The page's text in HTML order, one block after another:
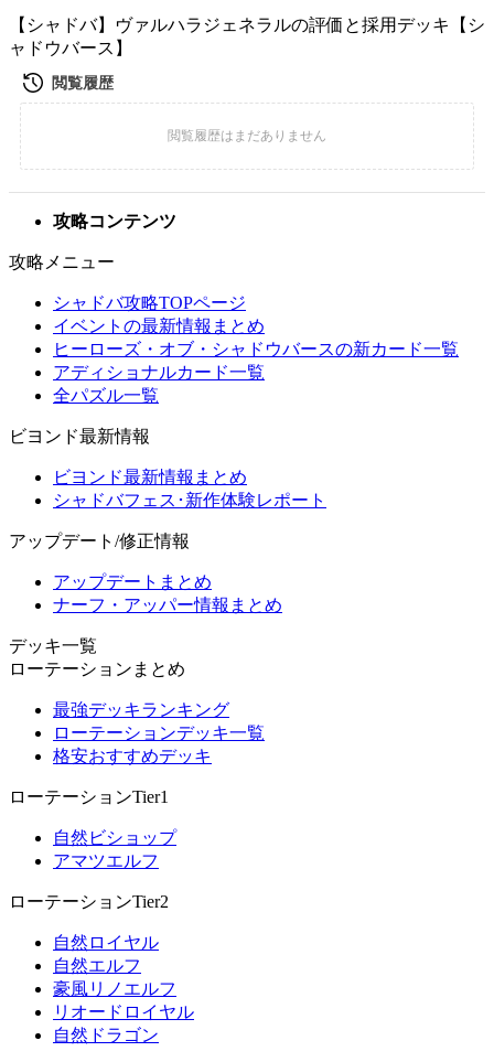
【シャドバ】ヴァルハラジェネラルの評価と採用デッキ【シ
ャドウバース】
攻略コンテンツ
攻略メニュー
シャドバ攻略TOPページ
イベントの最新情報まとめ
ヒーローズ・オブ・シャドウバースの新カード一覧
アディショナルカード一覧
全パズル一覧
ビヨンド最新情報
ビヨンド最新情報まとめ
シャドバフェス･新作体験レポート
アップデート/修正情報
アップデートまとめ
ナーフ・アッパー情報まとめ
デッキ一覧
ローテーションまとめ
最強デッキランキング
ローテーションデッキ一覧
格安おすすめデッキ
ローテーションTier1
自然ビショップ
アマツエルフ
ローテーションTier2
自然ロイヤル
自然エルフ
豪風リノエルフ
リオードロイヤル
自然ドラゴン